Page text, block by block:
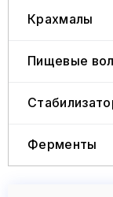
Крахмалы
Пищевые
Ферменты